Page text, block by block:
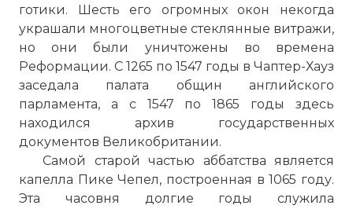
готики. Шесть его огромных окон некогда
украшали многоцветные стеклянные витражи,
но они были уничтожены во времена
Реформации. С 1265 по 1547 годы в Чаптер-Хауз
заседала палата общин английского
парламента, а с 1547 по 1865 годы здесь
находился архив государственных
документов Великобритании.
Самой старой частью аббатства является
капелла Пике Чепел, построенная в 1065 году.
Эта часовня долгие годы служила